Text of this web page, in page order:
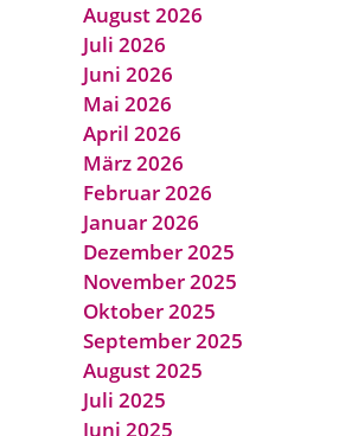
August 2026
Juli 2026
Juni 2026
Mai 2026
April 2026
März 2026
Februar 2026
Januar 2026
Dezember 2025
November 2025
Oktober 2025
September 2025
August 2025
Juli 2025
Juni 2025